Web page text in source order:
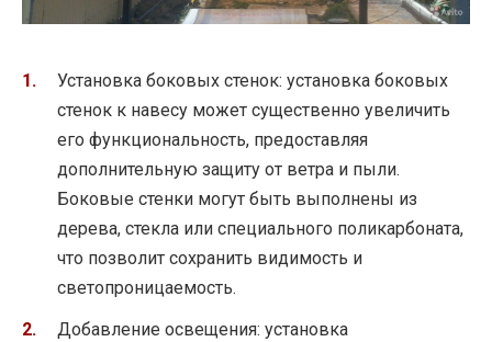
Установка боковых стенок: установка боковых
стенок к навесу может существенно увеличить
его функциональность, предоставляя
дополнительную защиту от ветра и пыли.
Боковые стенки могут быть выполнены из
дерева, стекла или специального поликарбоната,
что позволит сохранить видимость и
светопроницаемость.
Добавление освещения: установка